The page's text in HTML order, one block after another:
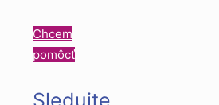
Chcem
pomôcť
Sledujte